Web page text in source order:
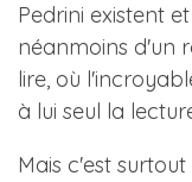
Pedrini existent
néanmoins d'un
lire, où
à lui seul la
Mais c'est